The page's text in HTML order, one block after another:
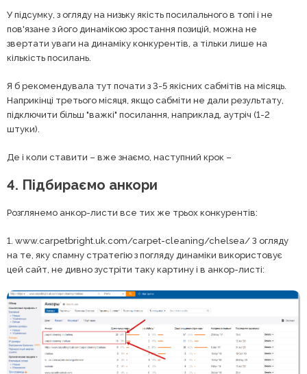
У підсумку, з огляду на низьку якість посилального в топі і не
пов'язане з його динамікою зростання позицій, можна не
звертати уваги на динаміку конкурентів, а тільки лише на
кількість посилань.
Я б рекомендувала тут почати з 3-5 якісних сабмітів на місяць.
Наприкінці третього місяця, якщо сабміти не дали результату,
підключити більш "важкі" посилання, наприклад, аутріч (1-2
штуки).
Де і коли ставити – вже знаємо, наступний крок –
4. Підбираємо анкори
Розглянемо анкор-листи все тих же трьох конкурентів:
1. www.carpetbright.uk.com/carpet-cleaning/chelsea/ З огляду
на те, яку спамну стратегію з погляду динаміки використовує
цей сайт, не дивно зустріти таку картину і в анкор-листі: